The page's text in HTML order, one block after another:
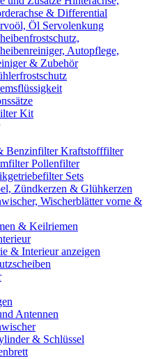
& Differential
Öl Servolenkung
Autopflege,
& Zubehör
Kit
Benzinfilter Kraftstofffilter
Pollenfilter
Sets
Zündkerzen & Glühkerzen
Wischerblätter vorne &
& Keilriemen
& Interieur anzeigen
Antennen
& Schlüssel